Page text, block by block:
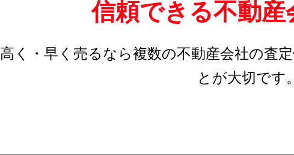
信頼できる不動産
高く・早く売るなら複数の不動産会社の査
とが大切です。